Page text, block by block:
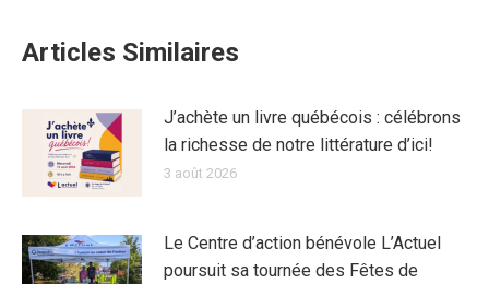
Articles Similaires
J’achète un livre québécois : célébrons
la richesse de notre littérature d’ici!
3 août 2026
Le Centre d’action bénévole L’Actuel
poursuit sa tournée des Fêtes de